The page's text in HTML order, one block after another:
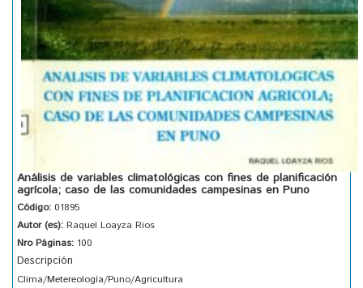
Análisis de variables climatológicas con fines de planificación
agrícola; caso de las comunidades campesinas en Puno
Código: 01895
Autor (es): Raquel Loayza Rios
Nro Páginas: 100
Descripción
Clima/Metereología/Puno/Agricultura